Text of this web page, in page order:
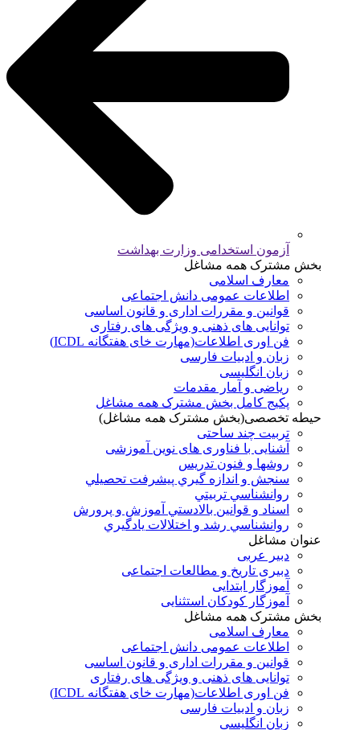
آزمون استخدامی وزارت بهداشت
بخش مشترک همه مشاغل
معارف اسلامی
اطلاعات عمومی دانش اجتماعی
قوانین و مقررات اداری و قانون اساسی
توانایی های ذهنی و ویژگی های رفتاری
فن اوری اطلاعات(مهارت خای هفتگانه ICDL)
زبان و ادبیات فارسی
زبان انگلیسی
ریاضی و آمار مقدمات
پکیج کامل بخش مشترک همه مشاغل
حیطه تخصصی(بخش مشترک همه مشاغل)
تربیت چند ساحتی
آشنایی با فناوری های نوین آموزشی
روشها و فنون تدريس
سنجش و اندازه گيري پيشرفت تحصيلي
روانشناسي تربيتي
اسناد و قوانين بالادستي آموزش و پرورش
روانشناسي رشد و اختلالات يادگيري
عنوان مشاغل
دبير عربی
دبیری تاریخ و مطالعات اجتماعی
آموزگار ابتدایی
آموزگار کودکان استثنایی
بخش مشترک همه مشاغل
معارف اسلامی
اطلاعات عمومی دانش اجتماعی
قوانین و مقررات اداری و قانون اساسی
توانایی های ذهنی و ویژگی های رفتاری
فن اوری اطلاعات(مهارت خای هفتگانه ICDL)
زبان و ادبیات فارسی
زبان انگلیسی